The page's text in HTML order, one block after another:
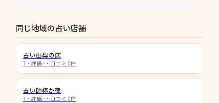
同じ地域の占い店舗
占い由梨の店
7 ・評価 - ・口コミ 0件
占い師椿か夜
7 ・評価 - ・口コミ 0件